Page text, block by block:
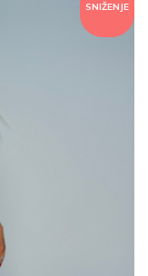
SNIŽENJE